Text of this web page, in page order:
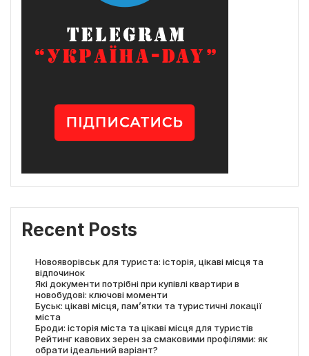
Recent Posts
Новояворівськ для туриста: історія, цікаві місця та
відпочинок
Які документи потрібні при купівлі квартири в
новобудові: ключові моменти
Буськ: цікаві місця, пам’ятки та туристичні локації
міста
Броди: історія міста та цікаві місця для туристів
Рейтинг кавових зерен за смаковими профілями: як
обрати ідеальний варіант?